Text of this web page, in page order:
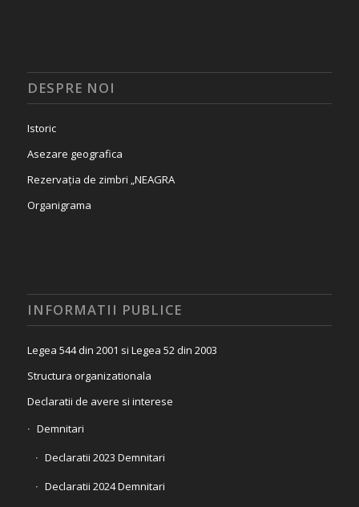
DESPRE NOI
Istoric
Asezare geografica
Rezervația de zimbri „NEAGRA
Organigrama
INFORMATII PUBLICE
Legea 544 din 2001 si Legea 52 din 2003
Structura organizationala
Declaratii de avere si interese
Demnitari
Declaratii 2023 Demnitari
Declaratii 2024 Demnitari